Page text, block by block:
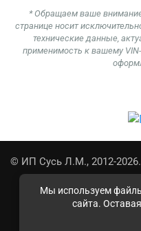
Мы используем
сайта.
* Обращаем ваше
странице носит
технические данные,
применимость к вашему
© ИП Сусь Л.М., 2012-2026.